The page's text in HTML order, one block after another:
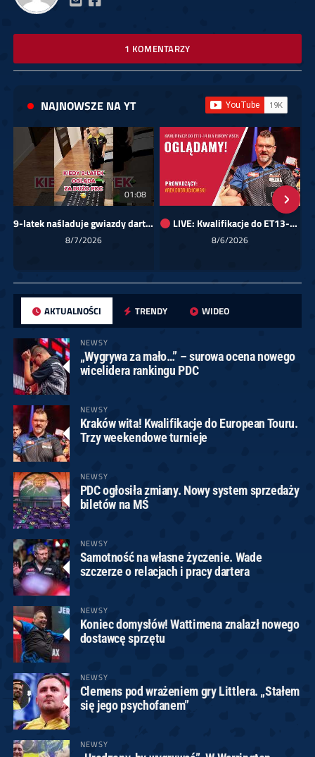
1 KOMENTARZY
NAJNOWSZE NA YT
01:08
9-latek naśladuje gwiazdy darta!
8/7/2026
00:00
LIVE: Kwalifikacje do ET13-14 dla Europy Wschodniej
8/6/2026
AKTUALNOŚCI TRENDY WIDEO
NEWSY
„Wygrywa za mało…” – surowa ocena nowego
wicelidera rankingu PDC
NEWSY
Kraków wita! Kwalifikacje do European Touru.
Trzy weekendowe turnieje
NEWSY
PDC ogłosiła zmiany. Nowy system sprzedaży
biletów na MŚ
NEWSY
Samotność na własne życzenie. Wade
szczerze o relacjach i pracy dartera
NEWSY
Koniec domysłów! Wattimena znalazł nowego
dostawcę sprzętu
NEWSY
Clemens pod wrażeniem gry Littlera. „Stałem
się jego psychofanem”
NEWSY